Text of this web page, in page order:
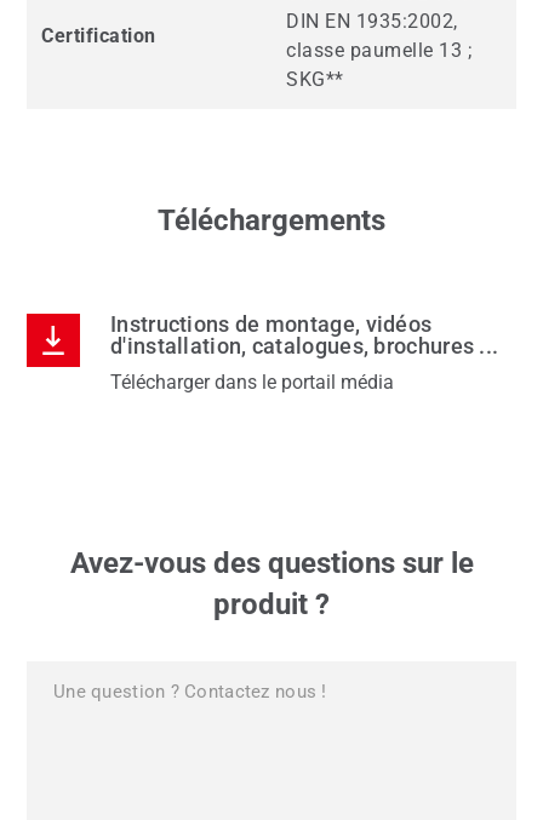
Certification
DIN EN 1935:2002,
classe paumelle 13 ;
SKG**
Téléchargements
Instructions de montage, vidéos
d'installation, catalogues, brochures ...
Télécharger dans le portail média
Avez-vous des questions sur le
produit ?